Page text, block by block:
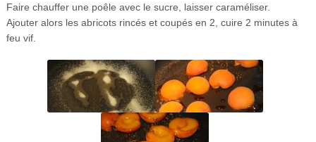
Faire chauffer une poêle avec le sucre, laisser caraméliser.
Ajouter alors les abricots rincés et coupés en 2, cuire 2 minutes à
feu vif.